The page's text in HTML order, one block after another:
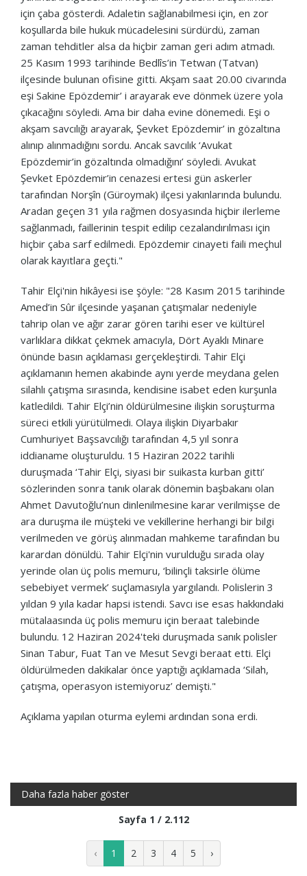
için çaba gösterdi. Adaletin sağlanabilmesi için, en zor
koşullarda bile hukuk mücadelesini sürdürdü, zaman
zaman tehditler alsa da hiçbir zaman geri adım atmadı.
25 Kasım 1993 tarihinde Bedlîs’in Tetwan (Tatvan)
ilçesinde bulunan ofisine gitti. Akşam saat 20.00 civarında
eşi Sakine Epözdemir’ i arayarak eve dönmek üzere yola
çıkacağını söyledi. Ama bir daha evine dönemedi. Eşi o
akşam savcılığı arayarak, Şevket Epözdemir’ in gözaltına
alınıp alınmadığını sordu. Ancak savcılık ‘Avukat
Epözdemir’in gözaltında olmadığını’ söyledi. Avukat
Şevket Epözdemir’in cenazesi ertesi gün askerler
tarafından Norşîn (Güroymak) ilçesi yakınlarında bulundu.
Aradan geçen 31 yıla rağmen dosyasında hiçbir ilerleme
sağlanmadı, faillerinin tespit edilip cezalandırılması için
hiçbir çaba sarf edilmedi. Epözdemir cinayeti faili meçhul
olarak kayıtlara geçti."
Tahir Elçi'nin hikâyesi ise şöyle: "28 Kasım 2015 tarihinde
Amed’in Sûr ilçesinde yaşanan çatışmalar nedeniyle
tahrip olan ve ağır zarar gören tarihi eser ve kültürel
varlıklara dikkat çekmek amacıyla, Dört Ayaklı Minare
önünde basın açıklaması gerçekleştirdi. Tahir Elçi
açıklamanın hemen akabinde aynı yerde meydana gelen
silahlı çatışma sırasında, kendisine isabet eden kurşunla
katledildi. Tahir Elçi’nin öldürülmesine ilişkin soruşturma
süreci etkili yürütülmedi. Olaya ilişkin Diyarbakır
Cumhuriyet Başsavcılığı tarafından 4,5 yıl sonra
iddianame oluşturuldu. 15 Haziran 2022 tarihli
duruşmada ‘Tahir Elçi, siyasi bir suikasta kurban gitti’
sözlerinden sonra tanık olarak dönemin başbakanı olan
Ahmet Davutoğlu’nun dinlenilmesine karar verilmişse de
ara duruşma ile müşteki ve vekillerine herhangi bir bilgi
verilmeden ve görüş alınmadan mahkeme tarafından bu
karardan dönüldü. Tahir Elçi'nin vurulduğu sırada olay
yerinde olan üç polis memuru, ‘bilinçli taksirle ölüme
sebebiyet vermek’ suçlamasıyla yargılandı. Polislerin 3
yıldan 9 yıla kadar hapsi istendi. Savcı ise esas hakkındaki
mütalaasında üç polis memuru için beraat talebinde
bulundu. 12 Haziran 2024'teki duruşmada sanık polisler
Sinan Tabur, Fuat Tan ve Mesut Sevgi beraat etti. Elçi
öldürülmeden dakikalar önce yaptığı açıklamada ‘Silah,
çatışma, operasyon istemiyoruz’ demişti."
Açıklama yapılan oturma eylemi ardından sona erdi.
Daha fazla haber göster
Sayfa 1 / 2.112
‹ 1 2 3 4 5 ›